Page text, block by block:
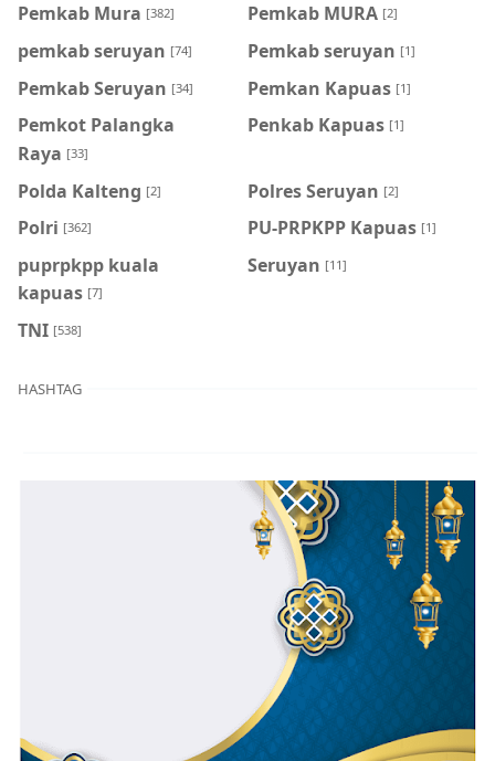
Pemkab Mura [382] Pemkab MURA [2]
pemkab seruyan [74] Pemkab seruyan [1]
Pemkab Seruyan [34] Pemkan Kapuas [1]
Pemkot Palangka
Raya [33]
Penkab Kapuas [1]
Polda Kalteng [2] Polres Seruyan [2]
Polri [362] PU-PRPKPP Kapuas [1]
puprpkpp kuala
kapuas [7]
Seruyan [11]
TNI [538]
HASHTAG